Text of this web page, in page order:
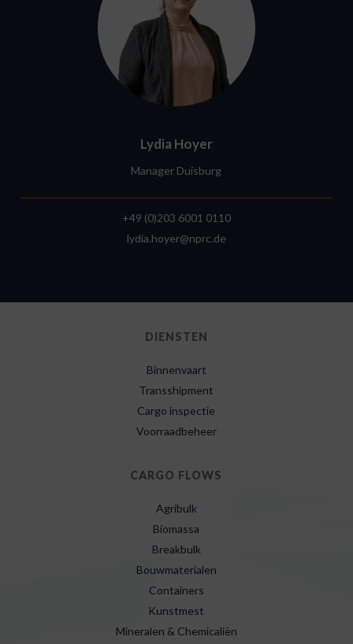
Lydia Hoyer
Manager Duisburg
+49 (0)203 6001 0110
lydia.hoyer@nprc.de
DIENSTEN
Binnenvaart
Transshipment
Cargo inspectie
Voorraadbeheer
CARGO FLOWS
Agribulk
Biomassa
Breakbulk
Bouwmaterialen
Containers
Kunstmest
Mineralen & Chemicaliën